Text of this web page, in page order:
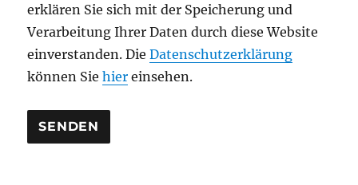
e
e
r
erklären Sie sich mit der Speicherung und
Verarbeitung Ihrer Daten durch diese Website
einverstanden. DieDatenschutzerklärung
können Siehier einsehen.